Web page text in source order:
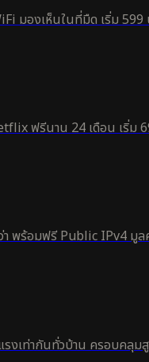
มองเห็นในที่มืด เริ่ม 599
ฟรีนาน 24 เดือน เริ่ม
พร้อมฟรี Public IPv4 มูล
งเท่ากันทั่วบ้าน ครอบคลุม